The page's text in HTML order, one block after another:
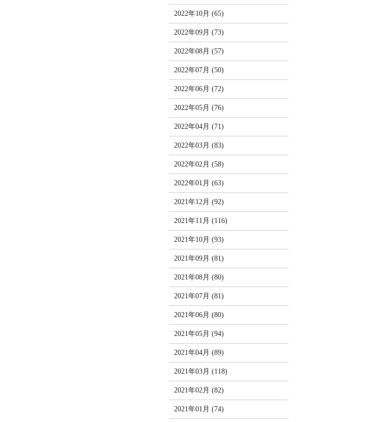
2022年10月 (65)
2022年09月 (73)
2022年08月 (57)
2022年07月 (50)
2022年06月 (72)
2022年05月 (76)
2022年04月 (71)
2022年03月 (83)
2022年02月 (58)
2022年01月 (63)
2021年12月 (92)
2021年11月 (116)
2021年10月 (93)
2021年09月 (81)
2021年08月 (80)
2021年07月 (81)
2021年06月 (80)
2021年05月 (94)
2021年04月 (89)
2021年03月 (118)
2021年02月 (82)
2021年01月 (74)